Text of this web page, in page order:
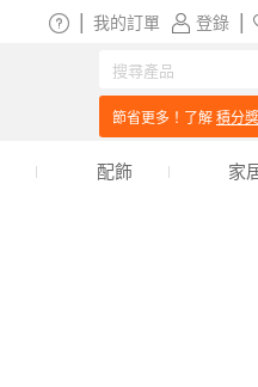
登錄
我的訂單
節省更多！了解 積分
配飾 家